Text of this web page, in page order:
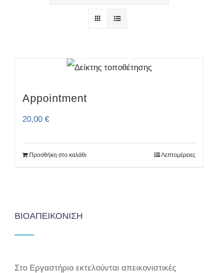
Appointment
20,00 €
Προσθήκη στο καλάθι Λεπτομέρειες
ΒΙΟΑΠΕΙΚΌΝΙΣΗ
Στο Εργαστήριο εκτελούνται απεικονιστικές